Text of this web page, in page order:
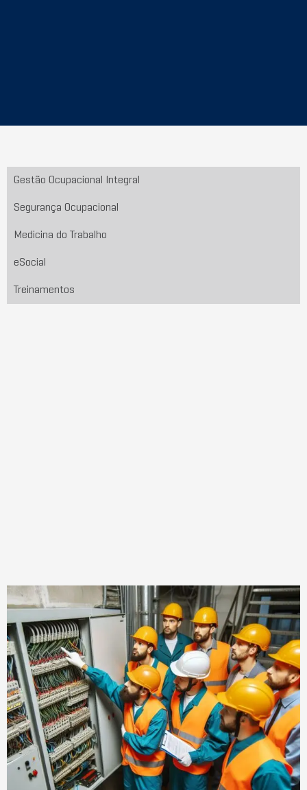
Gestão Ocupacional Integral
Segurança Ocupacional
Medicina do Trabalho
eSocial
Treinamentos